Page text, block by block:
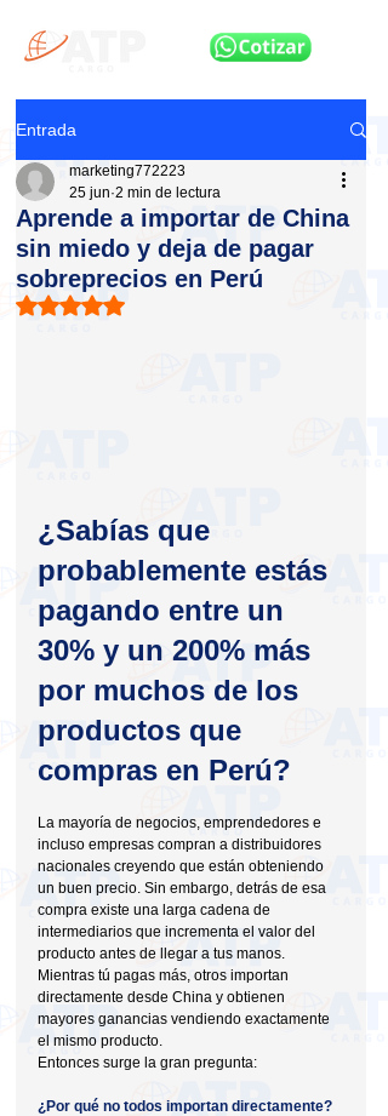
Entrada
Aprende a importar de China
sin miedo y deja de pagar
sobreprecios en Perú
marketing772223
25 jun 2 min de lectura
Obtuvo NaN de 5 estrellas.
¿Sabías que
probablemente estás
pagando entre un
30% y un 200% más
por muchos de los
productos que
compras en Perú?
La mayoría de negocios, emprendedores e
incluso empresas compran a distribuidores
nacionales creyendo que están obteniendo
un buen precio. Sin embargo, detrás de esa
compra existe una larga cadena de
intermediarios que incrementa el valor del
producto antes de llegar a tus manos.
Mientras tú pagas más, otros importan
directamente desde China y obtienen
mayores ganancias vendiendo exactamente
el mismo producto.
Entonces surge la gran pregunta:
¿Por qué no todos importan directamente?